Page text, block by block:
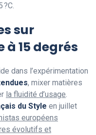
sur
à 15 degrés
dans l’expérimentation
, mixer matières
la fluidité d’usage
du Style en juillet
européens
évolutifs et